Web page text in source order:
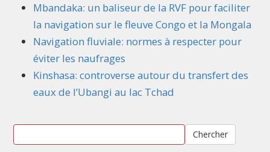
Mbandaka: un baliseur de la RVF pour faciliter
la navigation sur le fleuve Congo et la Mongala
Navigation fluviale: normes à respecter pour
éviter les naufrages
Kinshasa: controverse autour du transfert des
eaux de l’Ubangi au lac Tchad
Chercher